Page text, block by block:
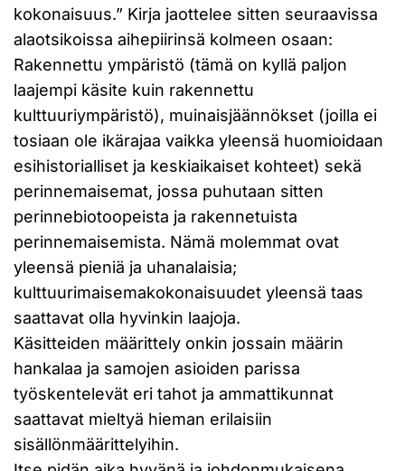
kokonaisuus.” Kirja jaottelee sitten seuraavissa
alaotsikoissa aihepiirinsä kolmeen osaan:
Rakennettu ympäristö (tämä on kyllä paljon
laajempi käsite kuin rakennettu
kulttuuriympäristö), muinaisjäännökset (joilla ei
tosiaan ole ikärajaa vaikka yleensä huomioidaan
esihistorialliset ja keskiaikaiset kohteet) sekä
perinnemaisemat, jossa puhutaan sitten
perinnebiotoopeista ja rakennetuista
perinnemaisemista. Nämä molemmat ovat
yleensä pieniä ja uhanalaisia;
kulttuurimaisemakokonaisuudet yleensä taas
saattavat olla hyvinkin laajoja.
Käsitteiden määrittely onkin jossain määrin
hankalaa ja samojen asioiden parissa
työskentelevät eri tahot ja ammattikunnat
saattavat mieltyä hieman erilaisiin
sisällönmäärittelyihin.